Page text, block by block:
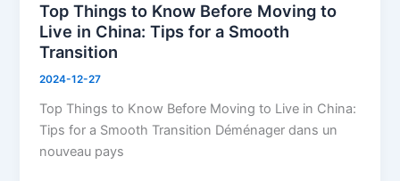
Top Things to Know Before Moving to
Live in China: Tips for a Smooth
Transition
2024-12-27
Top Things to Know Before Moving to Live in China:
Tips for a Smooth Transition Déménager dans un
nouveau pays
Transition